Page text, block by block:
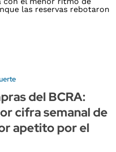
del BCRA:
cifra semanal de
apetito por el